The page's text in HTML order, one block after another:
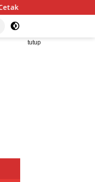
Nilai Agama
tutup